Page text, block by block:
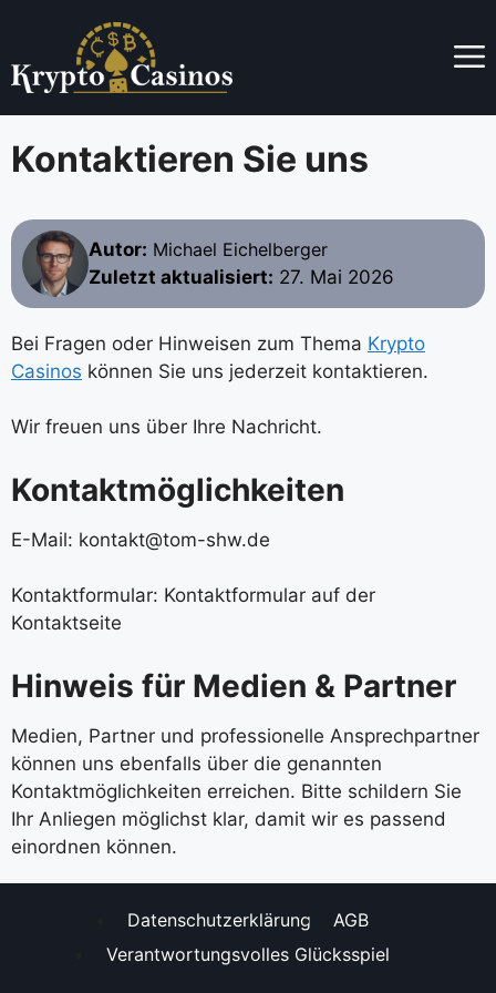
content
Kontaktieren Sie uns
Autor: Michael Eichelberger
Zuletzt aktualisiert: 27. Mai 2026
Bei Fragen oder Hinweisen zum Thema Krypto
Casinos können Sie uns jederzeit kontaktieren.
Wir freuen uns über Ihre Nachricht.
Kontaktmöglichkeiten
E-Mail: kontakt@tom-shw.de
Kontaktformular: Kontaktformular auf der
Kontaktseite
Hinweis für Medien & Partner
Medien, Partner und professionelle Ansprechpartner
können uns ebenfalls über die genannten
Kontaktmöglichkeiten erreichen. Bitte schildern Sie
Ihr Anliegen möglichst klar, damit wir es passend
einordnen können.
Datenschutzerklärung
AGB
Verantwortungsvolles Glücksspiel